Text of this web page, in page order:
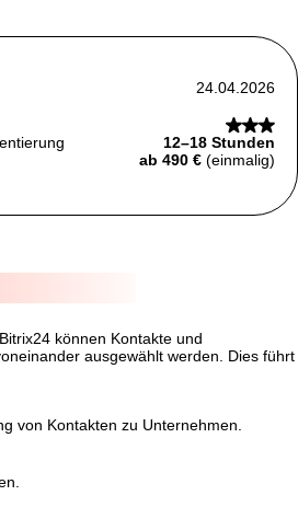
24.04.2026
12–18 Stunden
ab 490 € (einmalig)
können Kontakte und
ausgewählt werden. Dies führt
von Kontakten zu Unternehmen.